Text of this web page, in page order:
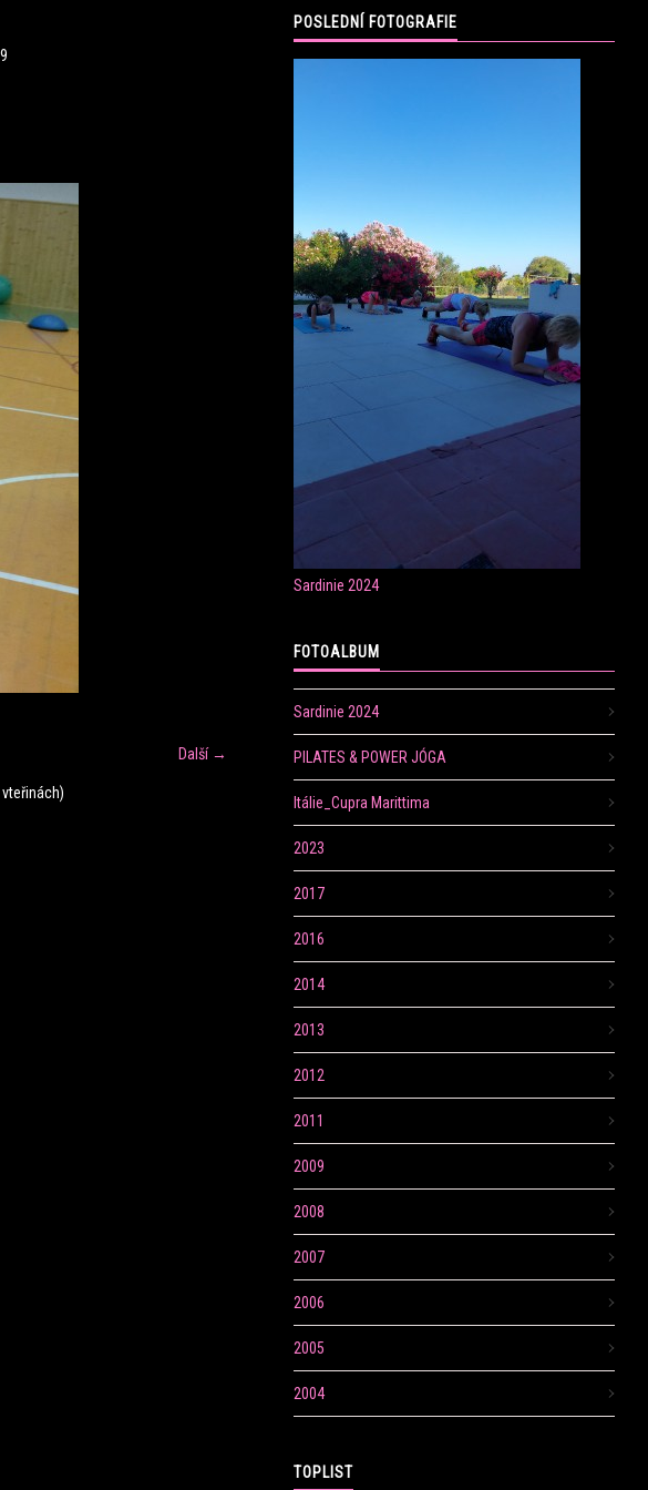
Další →
POSLEDNÍ FOTOGRAFIE
Sardinie 2024
FOTOALBUM
Sardinie 2024
PILATES & POWER JÓGA
Itálie_Cupra Marittima
2023
2017
2016
2014
2013
2012
2011
2009
2008
2007
2006
2005
2004
TOPLIST